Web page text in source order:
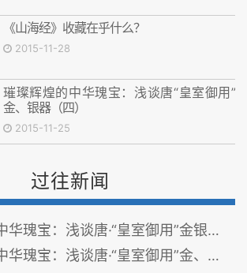
《山海经》收藏在乎什么？
2015-11-28
璀璨辉煌的中华瑰宝：浅谈唐“皇室御用”
金、银器（四）
2015-11-25
过往新闻
唐·“皇室御用”金银器及先秦之青铜重器的寻求与罗致（七）
：浅谈唐·“皇室御用”金、银器之金经卷（六）